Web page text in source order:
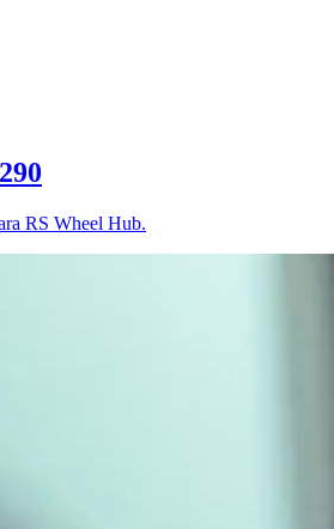
RS Wheel Hub.